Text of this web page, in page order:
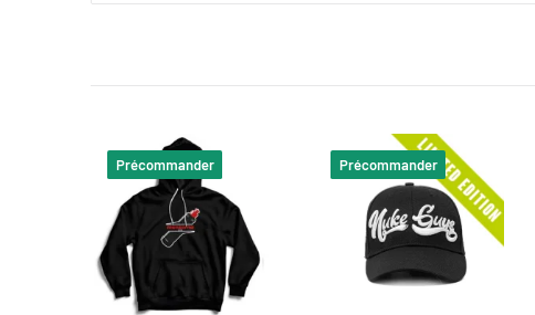
Précommander Précommander